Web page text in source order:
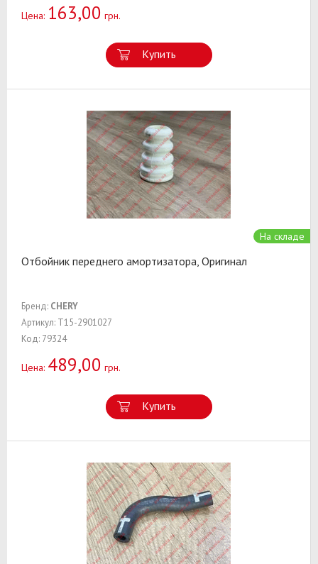
Цена: 163,00 грн.
Купить
На складе
Отбойник переднего амортизатора, Оригинал
Бренд: CHERY
Артикул: T15-2901027
Код: 79324
Цена: 489,00 грн.
Купить